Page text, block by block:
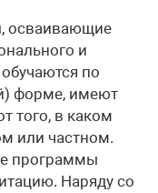
осваивающие
и
по
форме, имеют
того, в каком
или частном.
программы
Наряду со